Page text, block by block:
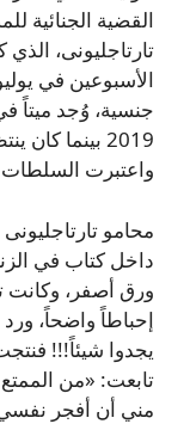
القضية الجنائية
تارتاجليونى،
2019 بينما
واعتبرت السلطات
محامو
داخل كتاب في
ورق أصفر،
إحباطاً واضحاً،
تابعت: «من الممتع
مني أن أفجر نفسي